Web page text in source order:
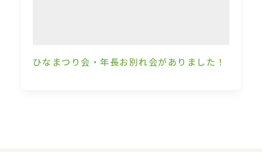
ひなまつり会・年長お別れ会がありました！